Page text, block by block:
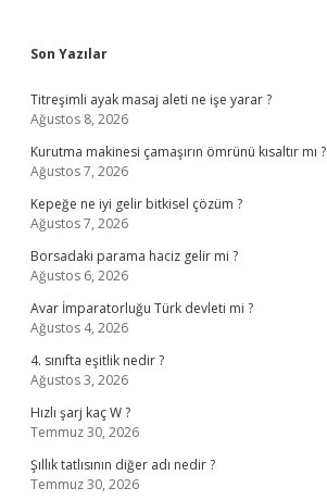
Sidebar
Son Yazılar
Titreşimli ayak masaj aleti ne işe yarar ?
Ağustos 8, 2026
Kurutma makinesi çamaşırın ömrünü kısaltır mı ?
Ağustos 7, 2026
Kepeğe ne iyi gelir bitkisel çözüm ?
Ağustos 7, 2026
Borsadaki parama haciz gelir mi ?
Ağustos 6, 2026
Avar İmparatorluğu Türk devleti mi ?
Ağustos 4, 2026
4. sınıfta eşitlik nedir ?
Ağustos 3, 2026
Hızlı şarj kaç W ?
Temmuz 30, 2026
Şıllık tatlısının diğer adı nedir ?
Temmuz 30, 2026